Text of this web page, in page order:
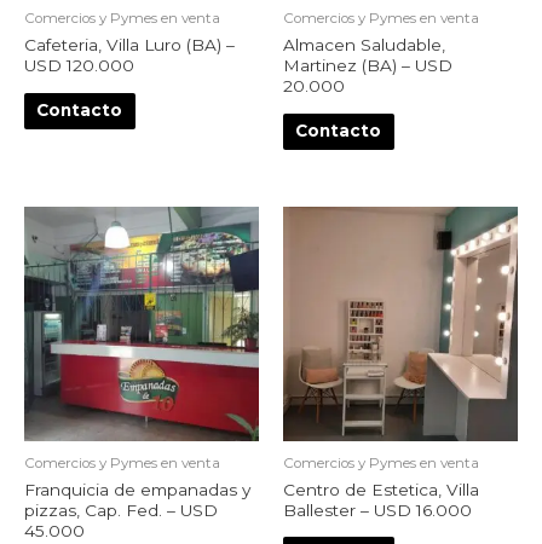
Comercios y Pymes en venta
Cafeteria, Villa Luro (BA) –
USD 120.000
Contacto
Comercios y Pymes en venta
Almacen Saludable,
Martinez (BA) – USD
20.000
Contacto
Comercios y Pymes en venta
Franquicia de empanadas y
pizzas, Cap. Fed. – USD
45.000
Comercios y Pymes en venta
Centro de Estetica, Villa
Ballester – USD 16.000